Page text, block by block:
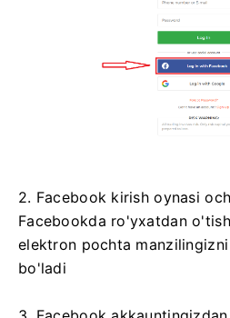
2. Facebook kirish oynasi
Facebookda ro'yxatdan
elektron pochta
bo'ladi